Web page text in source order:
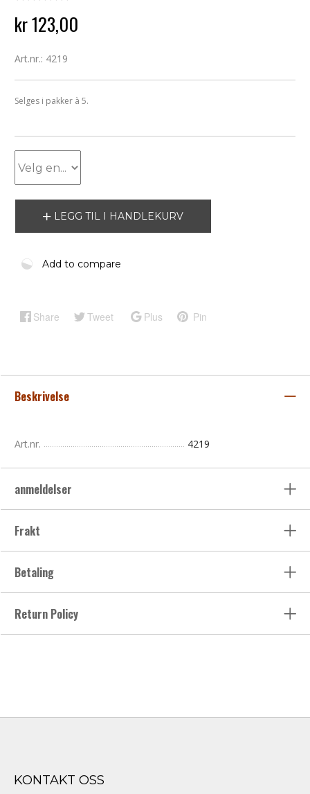
kr 123,00
Art.nr.: 4219
Selges i pakker à 5.
LEGG TIL I HANDLEKURV
Add to compare
Share Tweet Plus Pin
Beskrivelse
Art.nr. 4219
anmeldelser
Frakt
Betaling
Return Policy
KONTAKT OSS